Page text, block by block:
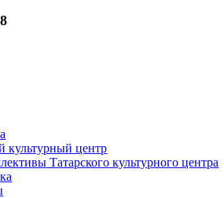
культурный центр
Татарского культурного центра